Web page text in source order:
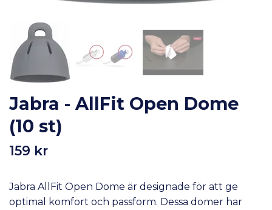
Jabra - AllFit Open Dome
(10 st)
159 kr
Jabra AllFit Open Dome är designade för att ge
optimal komfort och passform. Dessa domer har